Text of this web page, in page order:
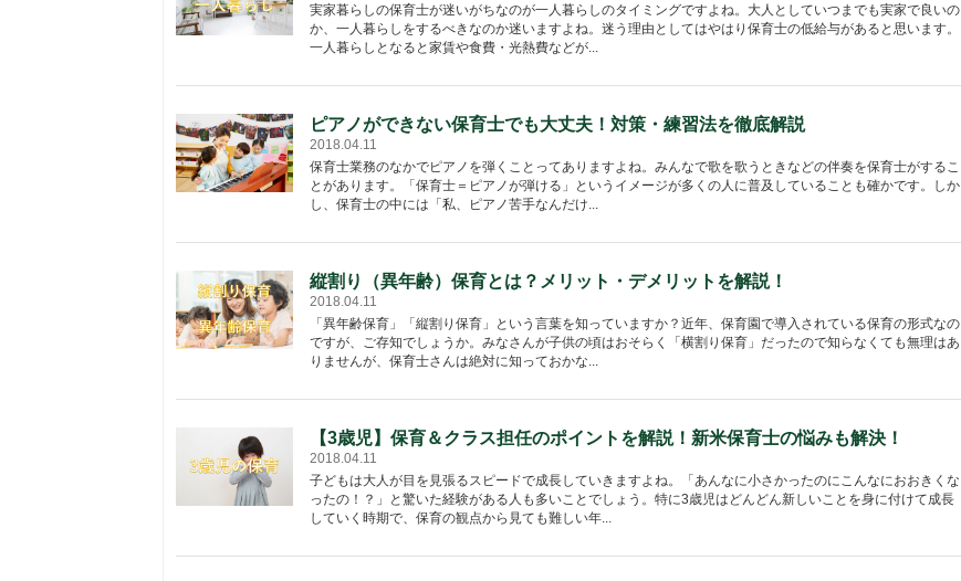
実家暮らしの保育士が迷いがちなのが一人暮らしのタイミングですよね。大人としていつまでも実家で良いの
か、一人暮らしをするべきなのか迷いますよね。迷う理由としてはやはり保育士の低給与があると思います。
一人暮らしとなると家賃や食費・光熱費などが...
ピアノができない保育士でも大丈夫！対策・練習法を徹底解説
2018.04.11
保育士業務のなかでピアノを弾くことってありますよね。みんなで歌を歌うときなどの伴奏を保育士がするこ
とがあります。「保育士＝ピアノが弾ける」というイメージが多くの人に普及していることも確かです。しか
し、保育士の中には「私、ピアノ苦手なんだけ...
縦割り（異年齢）保育とは？メリット・デメリットを解説！
2018.04.11
「異年齢保育」「縦割り保育」という言葉を知っていますか？近年、保育園で導入されている保育の形式なの
ですが、ご存知でしょうか。みなさんが子供の頃はおそらく「横割り保育」だったので知らなくても無理はあ
りませんが、保育士さんは絶対に知っておかな...
【3歳児】保育＆クラス担任のポイントを解説！新米保育士の悩みも解決！
2018.04.11
子どもは大人が目を見張るスピードで成長していきますよね。「あんなに小さかったのにこんなにおおきくな
ったの！？」と驚いた経験がある人も多いことでしょう。特に3歳児はどんどん新しいことを身に付けて成長
していく時期で、保育の観点から見ても難しい年...